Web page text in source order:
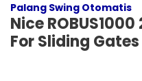
Palang Swing Otomatis
Nice
For Sliding